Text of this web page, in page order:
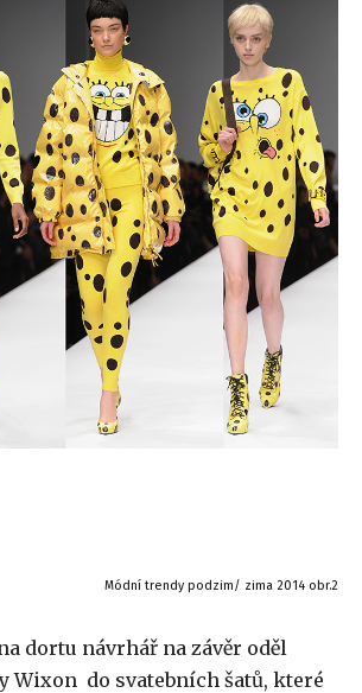
Módní trendy podzim/ zima 2014 obr.2
dortu návrhář na závěr oděl
Wixon do svatebních šatů, které